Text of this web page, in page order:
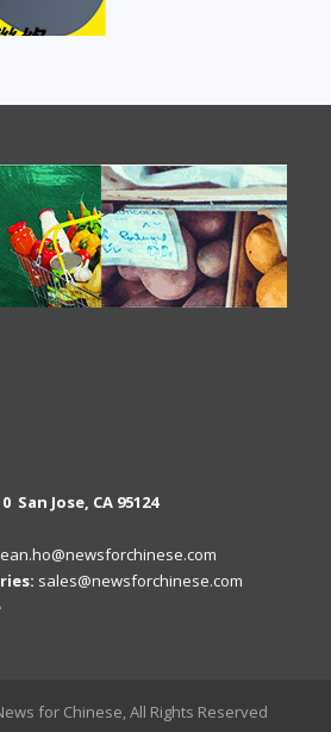
San Jose, CA 95124
sales@newsforchinese.com
for Chinese, All Rights Reserved